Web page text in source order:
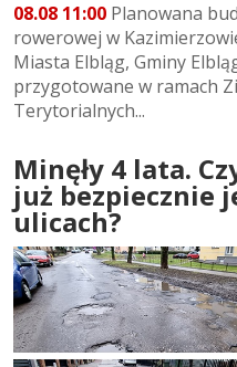
08.08 11:00 Planowana
rowerowej w
Miasta Elbląg, Gminy
przygotowane w ramach
Terytorialnych...
Minęły 4 lata.
już bezpiecznie
ulicach?